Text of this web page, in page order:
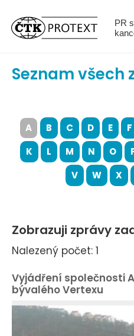
PR
Seznam všech
A B C D E F
K
L M N O
V
W X
Zobrazuji zprávy
Nalezený počet: 1
Vyjádření společnosti
bývalého Vertexu